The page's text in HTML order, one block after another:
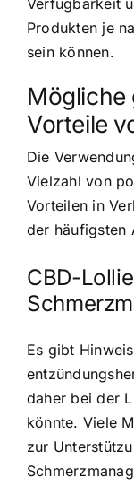
Verfügbarkeit
Produkten je
sein können.
Mögliche
Vorteile
Die
Vielzahl von
Vorteilen in
der häufigsten
CBD-
Es gibt
daher bei der
könnte. Viele
zur